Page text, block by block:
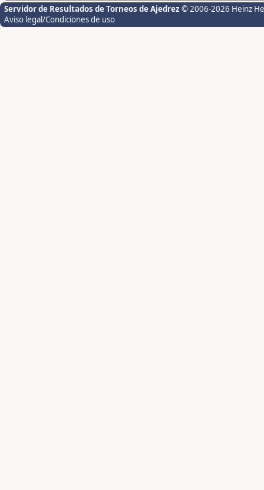
Servidor de Resultados de Torneos de Ajedrez © 2006-2026 Heinz
Aviso legal/Condiciones de uso